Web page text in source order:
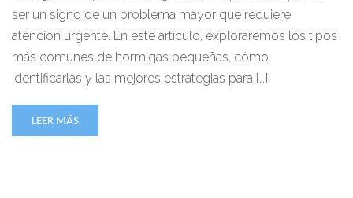
ser un signo de un problema mayor que requiere
atención urgente. En este artículo, exploraremos los tipos
más comunes de hormigas pequeñas, cómo
identificarlas y las mejores estrategias para […]
LEER MÁS